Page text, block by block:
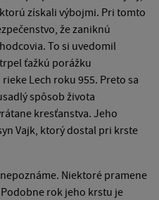
získali výbojmi. Pri tomto
že zaniknú
To si uvedomil
ťažkú porážku
Lech roku 955. Preto sa
spôsob života
kresťanstva. Jeho
Vajk, ktorý dostal pri krste
Niektoré pramene
Podobne rok jeho krstu je